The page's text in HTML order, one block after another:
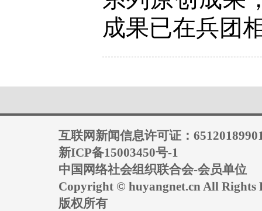
成果已在兵团
互联网新闻信息许可证：
新ICP备15003450号-1
中国网络社会组织联合会-会员单位
Copyright © huyangnet.cn All Rights
版权所有